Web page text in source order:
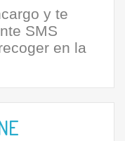
y te
SMS
en la